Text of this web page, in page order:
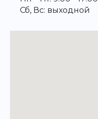
Сб, Вс: выходной